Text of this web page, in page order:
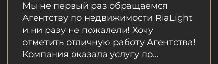
Мы не первый раз обращаемся
Агентству по недвижимости RiaLight
и ни разу не пожалели! Хочу
отметить отличную работу Агентства!
Компания оказала услугу по